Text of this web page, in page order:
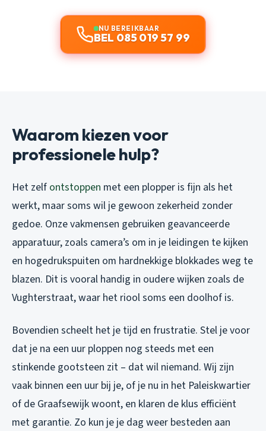
NU BEREIKBAAR
BEL 085 019 57 99
Waarom kiezen voor
professionele hulp?
Het zelf ontstoppen met een plopper is fijn als het
werkt, maar soms wil je gewoon zekerheid zonder
gedoe. Onze vakmensen gebruiken geavanceerde
apparatuur, zoals camera’s om in je leidingen te kijken
en hogedrukspuiten om hardnekkige blokkades weg te
blazen. Dit is vooral handig in oudere wijken zoals de
Vughterstraat, waar het riool soms een doolhof is.
Bovendien scheelt het je tijd en frustratie. Stel je voor
dat je na een uur ploppen nog steeds met een
stinkende gootsteen zit – dat wil niemand. Wij zijn
vaak binnen een uur bij je, of je nu in het Paleiskwartier
of de Graafsewijk woont, en klaren de klus efficiënt
met garantie. Zo kun je je dag weer besteden aan